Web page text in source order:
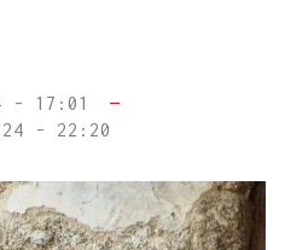
- 17:01
—
- 22:20